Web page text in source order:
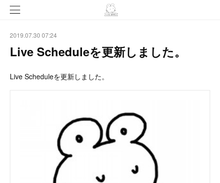
2019.07.30 07:24
Live Scheduleを更新しました。
Live Scheduleを更新しました。